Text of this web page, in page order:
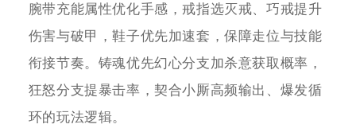
腕带充能属性优化手感，戒指选灭戒、巧戒提升
伤害与破甲，鞋子优先加速套，保障走位与技能
衔接节奏。铸魂优先幻心分支加杀意获取概率，
狂怒分支提暴击率，契合小厮高频输出、爆发循
环的玩法逻辑。